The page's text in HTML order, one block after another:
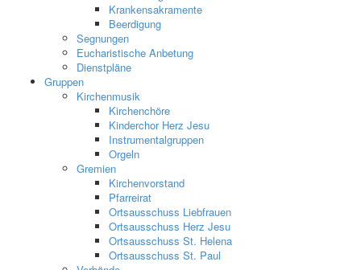
Krankensakramente
Beerdigung
Segnungen
Eucharistische Anbetung
Dienstpläne
Gruppen
Kirchenmusik
Kirchenchöre
Kinderchor Herz Jesu
Instrumentalgruppen
Orgeln
Gremien
Kirchenvorstand
Pfarreirat
Ortsausschuss Liebfrauen
Ortsausschuss Herz Jesu
Ortsausschuss St. Helena
Ortsausschuss St. Paul